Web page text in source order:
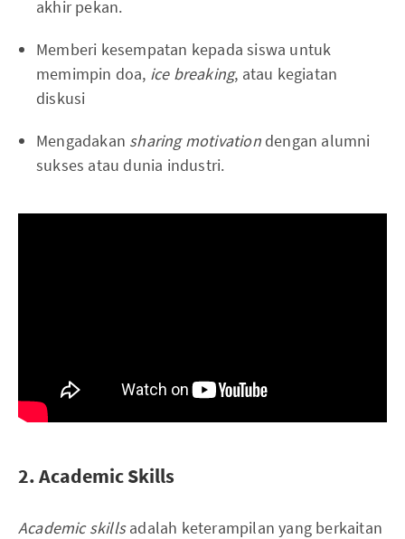
akhir pekan.
Memberi kesempatan kepada siswa untuk
memimpin doa, ice breaking, atau kegiatan
diskusi
Mengadakan sharing motivationdengan alumni
sukses atau dunia industri.
2. Academic Skills
Academic skillsadalah keterampilan yang berkaitan